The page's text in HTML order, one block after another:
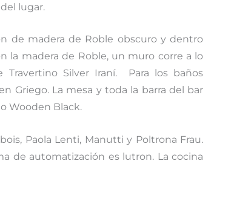
lugar.
de madera de Roble obscuro y dentro
la madera de Roble, un muro corre a lo
Silver Iraní. Para los baños
Griego. La mesa y toda la barra del bar
Wooden Black.
Paola Lenti, Manutti y Poltrona Frau.
de automatización es lutron. La cocina